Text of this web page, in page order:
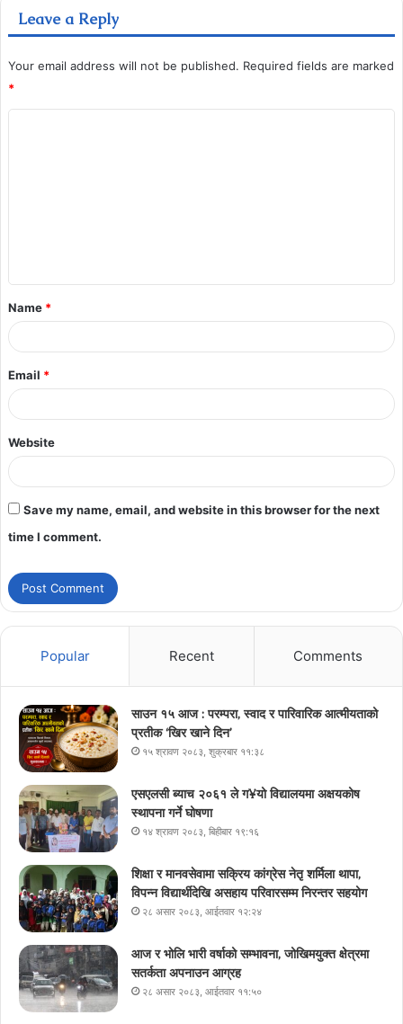
Leave a Reply
Your email address will not be published. Required fields are marked
*
Name *
Email *
Website
Save my name, email, and website in this browser for the next
time I comment.
Popular Recent Comments
साउन १५ आज : परम्परा, स्वाद र पारिवारिक आत्मीयताको
प्रतीक ‘खिर खाने दिन’
१५ श्रावण २०८३, शुक्रबार ११:३८
एसएलसी ब्याच २०६१ ले ग¥यो विद्यालयमा अक्षयकोष
स्थापना गर्ने घोषणा
१४ श्रावण २०८३, बिहीबार १९:१६
शिक्षा र मानवसेवामा सक्रिय कांग्रेस नेतृ शर्मिला थापा,
विपन्न विद्यार्थीदेखि असहाय परिवारसम्म निरन्तर सहयोग
२८ असार २०८३, आईतवार १२:२४
आज र भोलि भारी वर्षाको सम्भावना, जोखिमयुक्त क्षेत्रमा
सतर्कता अपनाउन आग्रह
२८ असार २०८३, आईतवार ११:५०